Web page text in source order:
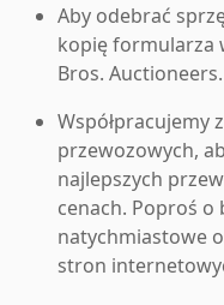
Aby odebrać
kopię formularza
Bros. Auctioneers.
Współpracujemy
przewozowych,
najlepszych
cenach. Poproś o
natychmiastowe
stron